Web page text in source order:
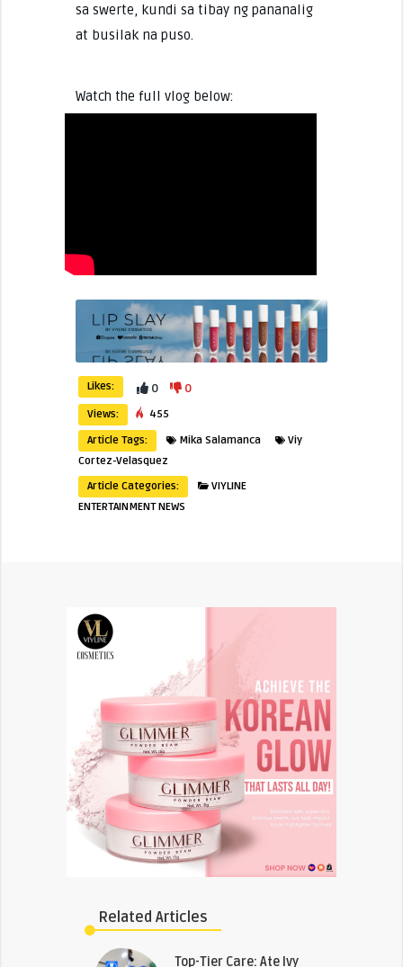
sa swerte, kundi sa tibay ng pananalig
at busilak na puso.
Watch the full vlog below:
Likes: 0 0
Views:
455
Article Tags:
Mika Salamanca
Viy
Cortez-Velasquez
Article Categories:
VIYLINE
ENTERTAINMENT NEWS
Related Articles
Top-Tier Care: Ate Ivy